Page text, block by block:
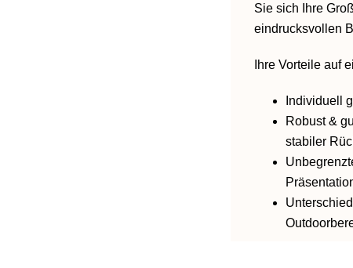
Sie sich Ihre
eindrucksvollen
Ihre Vorteile auf
Individuell
Robust &
stabiler